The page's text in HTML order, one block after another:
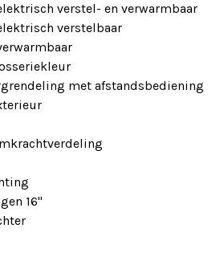
verstel- en verwarmbaar
verstelbaar
met afstandsbediening
16"